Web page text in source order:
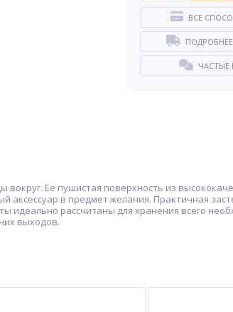
ВСЕ
вокруг. Ее пушистая поверхность из
в предмет желания. Практичная
рассчитаны для хранения всего
выходов.